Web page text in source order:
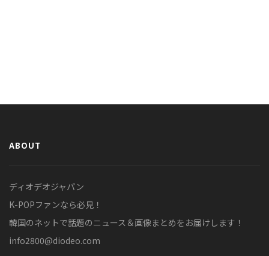
ABOUT
ディオデオジャパン
K-POPファンなら必見！
韓国のネットで話題のニュース＆画像まとめをお届けします！
info2800@diodeo.com